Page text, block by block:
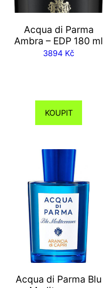
Acqua di Parma
Ambra – EDP 180 ml
3894 Kč
KOUPIT
Acqua di Parma Blu